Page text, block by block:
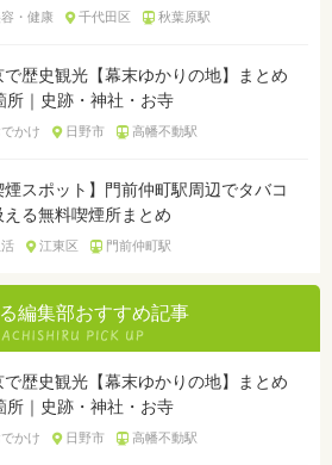
・健康 千代田区 秋葉原駅
で歴史観光【幕末ゆかりの地】まとめ
所｜史跡・神社・お寺
かけ 日野市 高幡不動駅
煙スポット】門前仲町駅周辺でタバコ
える無料喫煙所まとめ
江東区 門前仲町駅
編集部おすすめ記事
で歴史観光【幕末ゆかりの地】まとめ
所｜史跡・神社・お寺
かけ 日野市 高幡不動駅